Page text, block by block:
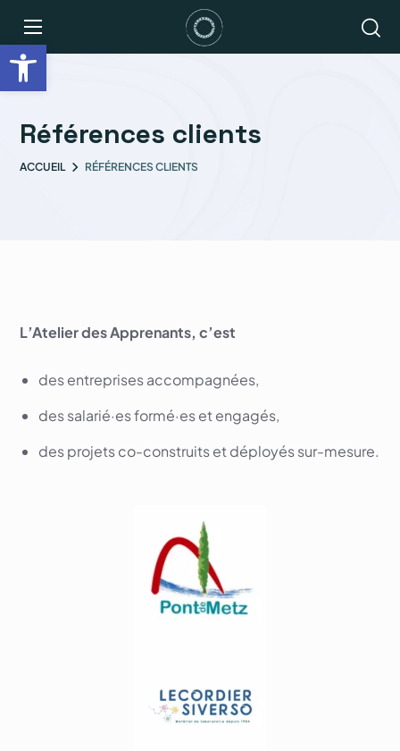
Ouvrir la barre d’outils
Références clients
ACCUEIL RÉFÉRENCES CLIENTS
L’Atelier des Apprenants, c’est
des entreprises accompagnées,
des salarié·es formé·es et engagés,​​
des projets co-construits et déployés sur-mesure.